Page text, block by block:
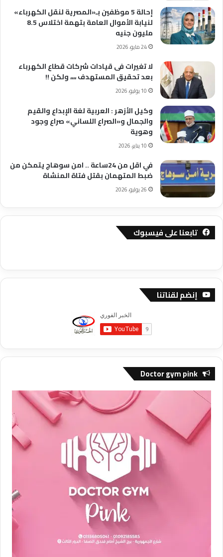
إحالة 5 موظفين بـ«المصرية لنقل الكهرباء»
لنيابة الأموال العامة بتهمة اختلاس 8.5
مليون جنيه
24 مايو، 2026
لا تغيرات فى قيادات شركات قطاع الكهرباء
بعد تحقيق المستهدف ،،،، ولكن !!
10 يوليو، 2026
وكيل الأزهر : العربية لغة الإبداع والقيم
والجمال و«الصراع اللساني» صراع وجود
وهوية
10 يناير، 2026
في اقل من 24ساعة .. امن سوهاج يتمكن من
ضبط المتهمان بقتل فتاة المنشاة
26 يوليو، 2026
تابعنا على فيسبوك
إنضم لقناتنا
Doctor gym pink